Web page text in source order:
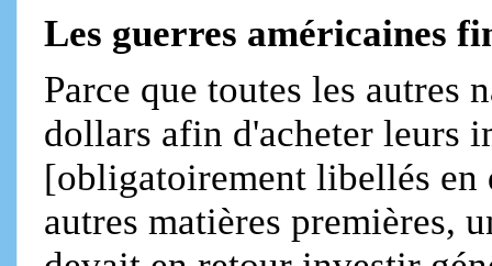
Les guerres américaines
Parce que toutes les autres
dollars afin d'acheter leurs
[obligatoirement libellés
autres matières premières,